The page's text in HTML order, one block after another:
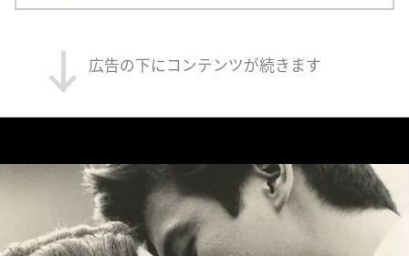
広告の下にコンテンツが続きます